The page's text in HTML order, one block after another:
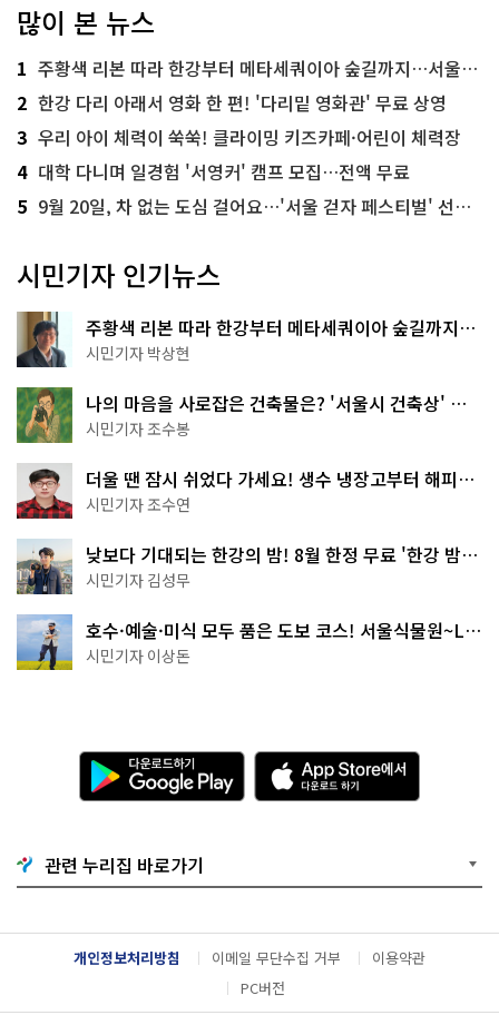
많이 본 뉴스
1 주황색 리본 따라 한강부터 메타세쿼이아 숲길까지…서울둘레길 15코스
2 한강 다리 아래서 영화 한 편! '다리밑 영화관' 무료 상영
3 우리 아이 체력이 쑥쑥! 클라이밍 키즈카페·어린이 체력장
4 대학 다니며 일경험 '서영커' 캠프 모집…전액 무료
5 9월 20일, 차 없는 도심 걸어요…'서울 걷자 페스티벌' 선착순 5천명
시민기자 인기뉴스
주황색 리본 따라 한강부터 메타세쿼이아 숲길까지…
서울둘레길 15코스
시민기자 박상현
나의 마음을 사로잡은 건축물은? '서울시 건축상' 수
상작 공개!
시민기자 조수봉
더울 땐 잠시 쉬었다 가세요! 생수 냉장고부터 해피소
·무더위쉼터까지
시민기자 조수연
낮보다 기대되는 한강의 밤! 8월 한정 무료 '한강 밤
핑' 예약은?
시민기자 김성무
호수·예술·미식 모두 품은 도보 코스! 서울식물원~LG
아트센터~마곡테라스거리
시민기자 이상돈
다
운
로
기
G
o
g
l
e
A
p
p
e
서
다
운
관련 누리집 바로가기
개인정보처리방침 이메일 무단수집 거부
이용약관
PC버전